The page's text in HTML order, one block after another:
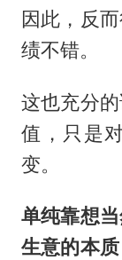
因此，反
绩不错。
这也充分
值，只是
变。
单纯靠想
生意的本